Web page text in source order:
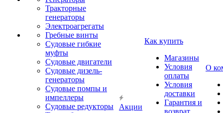
Тракторные
генераторы
Электроагрегаты
Гребные винты
Судовые гибкие
муфты
Судовые двигатели
Судовые дизель-
генераторы
Судовые помпы и
импеллеры
Судовые редукторы
Акции
Как купить
Магазины
Условия
оплаты
Условия
доставки
Гарантия и
возврат
О